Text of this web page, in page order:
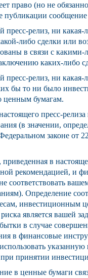
право (но не
публикации
релиз, ни какая-
либо сделки или
в связи с
каких-либо
пресс-релиз, ни
бы то ни было
ценным бумагам.
пресс-
(в значении,
законе
в
рекомендацией, и
соответствовать
Определение
инвестиционным
является вашей
в случае
в финансовые
принятии
в ценные бумаги